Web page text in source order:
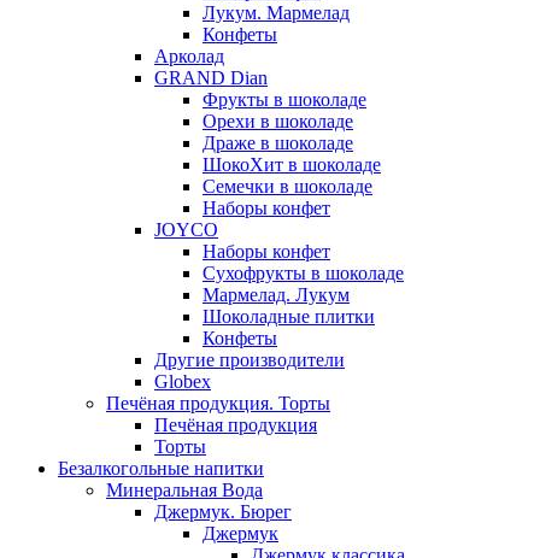
Лукум. Мармелад
Конфеты
Арколад
GRAND Dian
Фрукты в шоколаде
Орехи в шоколаде
Драже в шоколаде
ШокоХит в шоколаде
Семечки в шоколаде
Наборы конфет
JOYCO
Наборы конфет
Сухофрукты в шоколаде
Мармелад. Лукум
Шоколадные плитки
Конфеты
Другие производители
Globex
Печёная продукция. Торты
Печёная продукция
Торты
Безалкогольные напитки
Минеральная Вода
Джермук. Бюрег
Джермук